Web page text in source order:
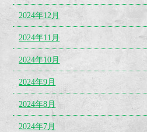
2024年12月
2024年11月
2024年10月
2024年9月
2024年8月
2024年7月